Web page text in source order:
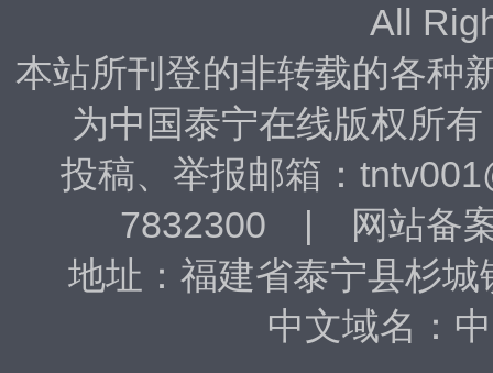
All
本站所刊登的非转载的各种
为中国泰宁在线版权所
投稿、​举报邮箱：
7832300 | 网站备
地址：福建省泰宁县杉
中文域名：